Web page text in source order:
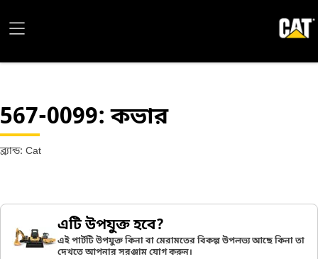
567-0099: কভার
ব্র্যান্ড: Cat
এটি উপযুক্ত হবে?
এই পার্টটি উপযুক্ত কিনা বা মেরামতের বিকল্প উপলভ্য আছে কিনা তা
দেখতে আপনার সরঞ্জাম যোগ করুন।